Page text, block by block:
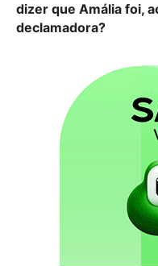
dizer que Amália foi,
declamadora?